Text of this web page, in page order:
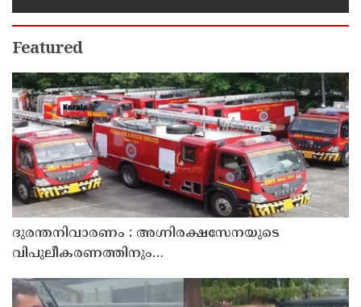
Featured
ദുരന്തനിവാരണം : അഗ്നിരക്ഷസേനയുടെ
വിപുലീകരണത്തിനും
കൂടി അനുവദിച്ചു